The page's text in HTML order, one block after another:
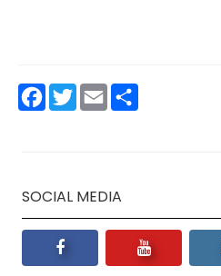
Facebook
Twitter
Email
SOCIAL MEDIA